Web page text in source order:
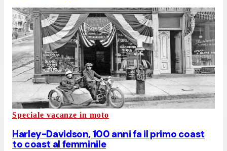
Speciale vacanze in moto
Harley-Davidson, 100 anni fa il primo coast
to coast al femminile